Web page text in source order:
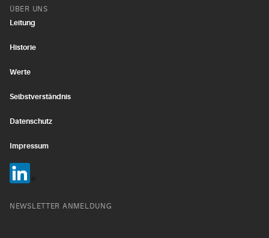
ÜBER UNS
Leitung
Historie
Werte
Selbstverständnis
Datenschutz
Impressum
NEWSLETTER ANMELDUNG